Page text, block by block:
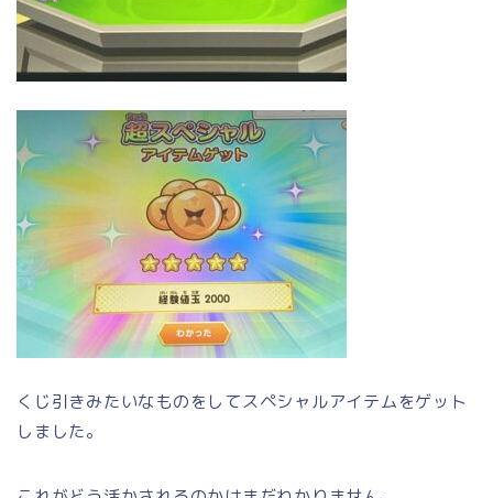
くじ引きみたいなものをしてスペシャルアイテムをゲット
しました。